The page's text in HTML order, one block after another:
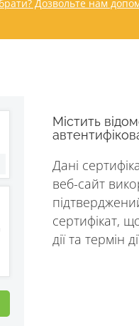
Дозвольте нам
Містить
Дані
веб-сайт
сертифікат,
дії та термін